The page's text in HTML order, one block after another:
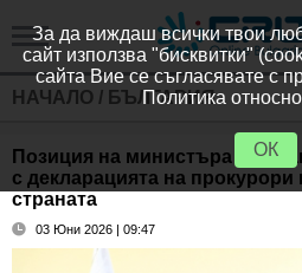
НАЧАЛО / БЪЛГАРИЯ
Позиция на министъра на
с декларацията на прокурори
страната
03 Юни 2026 | 09:47
За да виждаш всички твои
сайт използва "бисквитки"
сайта Вие се съгласявате с
Политика
ОК